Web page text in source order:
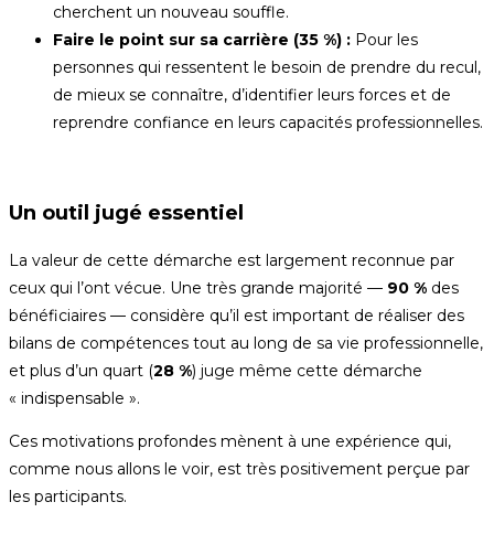
cherchent un nouveau souffle.
Faire le point sur sa carrière (35 %) : Pour les
personnes qui ressentent le besoin de prendre du recul,
de mieux se connaître, d’identifier leurs forces et de
reprendre confiance en leurs capacités professionnelles.
Un outil jugé essentiel
La valeur de cette démarche est largement reconnue par
ceux qui l’ont vécue. Une très grande majorité — 90 % des
bénéficiaires — considère qu’il est important de réaliser des
bilans de compétences tout au long de sa vie professionnelle,
et plus d’un quart (28 %) juge même cette démarche
« indispensable ».
Ces motivations profondes mènent à une expérience qui,
comme nous allons le voir, est très positivement perçue par
les participants.